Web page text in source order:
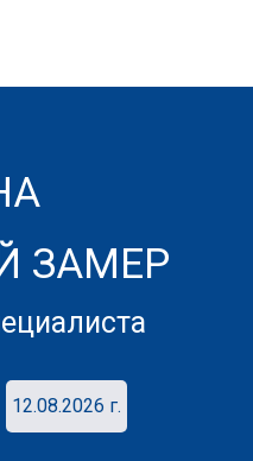
ЗАМЕР
12.08.2026 г.